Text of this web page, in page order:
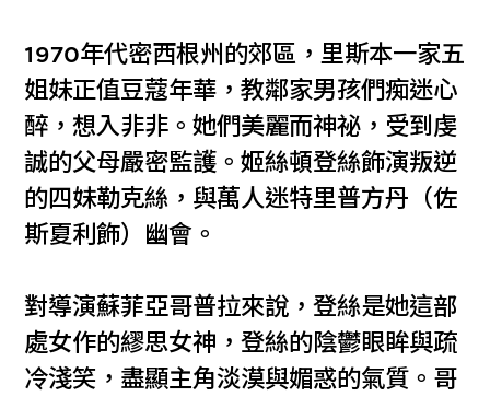
1970年代密西根州的郊區，里斯本一家五
姐妹正值豆蔻年華，教鄰家男孩們痴迷心
醉，想入非非。她們美麗而神祕，受到虔
誠的父母嚴密監護。姬絲頓登絲飾演叛逆
的四妹勒克絲，與萬人迷特里普方丹（佐
斯夏利飾）幽會。
對導演蘇菲亞哥普拉來說，登絲是她這部
處女作的繆思女神，登絲的陰鬱眼眸與疏
冷淺笑，盡顯主角淡漠與媚惑的氣質。哥